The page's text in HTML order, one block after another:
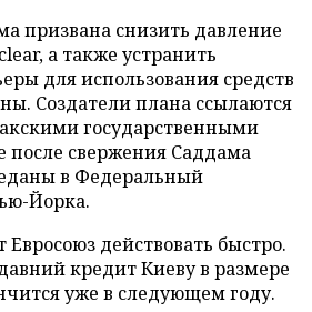
призвана снизить давление
а также устранить
для использования средств
Создатели плана ссылаются
государственными
после свержения Саддама
в Федеральный
Йорка.
действовать быстро.
кредит Киеву в размере
уже в следующем году.